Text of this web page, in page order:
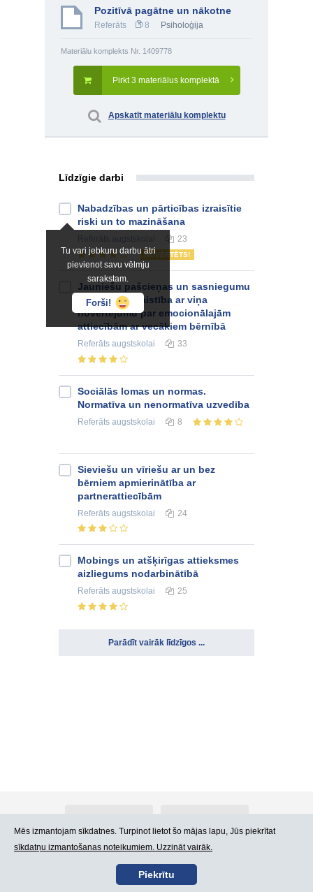
Pozitīvā pagātne un nākotne
Referāts 8 Psiholoģija
Materiālu komplekts Nr. 1409778
Pirkt 3 materiālus komplektā
Apskatīt materiālu komplektu
Līdzīgie darbi
Tu vari jebkuru darbu ātri
pievienot savu vēlmju
sarakstam.
Forši!
Nabadzības un pārticības izraisītie
riski un to mazināšana
23
NOVĒRTĒTS!
Jauniešu pašcieņas un sasniegumu
motivācijas saistība ar viņa
novērtējumu par emocionālajām
attiecībām ar vecākiem bērnībā
Referāts augstskolai 33
Sociālās lomas un normas.
Normatīva un nenormatīva uzvedība
Referāts augstskolai 8
Sieviešu un vīriešu ar un bez
bērniem apmierinātība ar
partnerattiecībām
Referāts augstskolai 24
Mobings un atšķirīgas attieksmes
aizliegums nodarbinātībā
Referāts augstskolai 25
Parādīt vairāk līdzīgos ...
Kontakti Lietošanas noteikumi
Mēs izmantojam sīkdatnes. Turpinot lietot šo mājas lapu, Jūs piekrītat
sīkdatņu izmantošanas noteikumiem. Uzzināt vairāk.
Piekrītu